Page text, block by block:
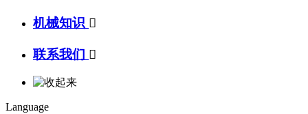
机械知识 
联系我们 
Language